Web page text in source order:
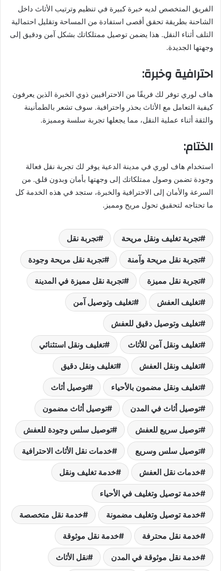
الفريق المتخصص لديه خبرة كبيرة في تنظيم وترتيب الأثاث داخل
الشاحنة بطريقة تحقق أقصى استفادة من المساحة وتقليل احتمالية
التلف أثناء النقل. هذا يضمن توصيل ممتلكاتك بشكل آمن ودقيق إلى
وجهتها الجديدة.
احترافية وخبرة:
هاف لوري توفر لك فريقًا من الاحترافيين ذوي الخبرة الذين يعرفون
كيفية التعامل مع الأثاث بحذر واحترافية. سوف تشعر بالطمأنينة
والثقة أثناء عملية النقل، مما يجعلها تجربة سلسة ومميزة.
الختام:
استخدام هاف لوري في مدينة الدعية يوفر لك تجربة نقل فعالة
وجودة تضمن وصول ممتلكاتك إلى وجهتها بأمان وبدون قلق. من
السرعة والأمان إلى الاحترافية والخبرة، ستجد في هذه الخدمة كل
ما تحتاجه لتحقيق تحول مريح ومميز.
تجربة تغليف ونقل مريحة تجربة نقل
تجربة نقل مريحة وآمنة تجربة نقل مريحة وجودة
تجربة نقل مميزة تجربة نقل مميزة في المدينة
تغليف العفش تغليف وتوصيل آمن
تغليف وتوصيل دقيق للعفش
تغليف ونقل آمن للأثاث تغليف ونقل استثنائي
تغليف ونقل العفش تغليف ونقل دقيق
تغليف ونقل مضمون بالأحياء توصيل أثاث
توصيل أثاث في المدن توصيل أثاث مضمون
توصيل سريع للعفش توصيل سلس وجودة للعفش
توصيل سلس وسريع خدمات نقل الأثاث الاحترافية
خدمات نقل العفش خدمة تغليف ونقل
خدمة توصيل وتغليف في الأحياء
خدمة توصيل وتغليف مضمونة خدمة نقل متخصصة
خدمة نقل محترفة خدمة نقل موثوقة
خدمة نقل موثوقة في المدن نقل الأثاث